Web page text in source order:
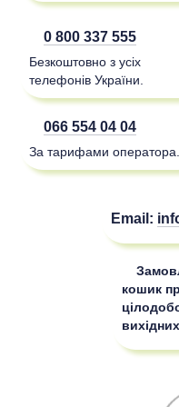
0 800 337 555
Безкоштовно з усіх
телефонів України.
066 554 04 04
За тарифами оператора.
Email:
кошик